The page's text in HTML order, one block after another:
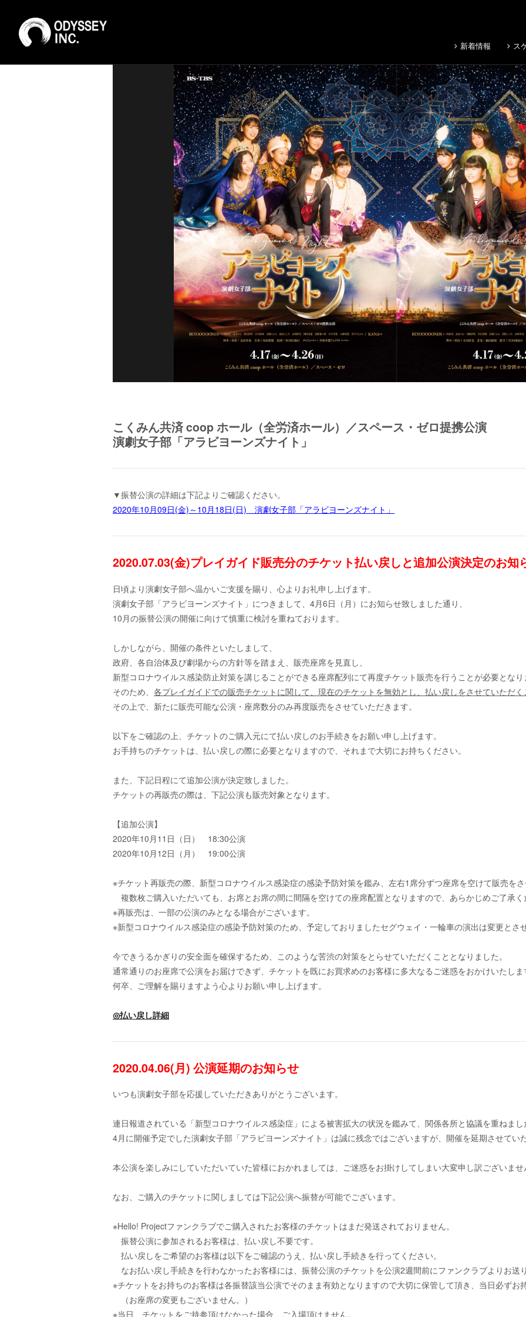
新着情報 ス
こくみん共済 coop ホール（全労済ホール）／スペース・ゼロ提携公演
演劇女子部「アラビヨーンズナイト」
▼振替公演の詳細は下記よりご確認ください。
2020年10月09日(金)～10月18日(日) 演劇女子部「アラビヨーンズナイト」
2020.07.03(金)プレイガイド販売分のチケット払い戻しと追加公演決定のお知
日頃より演劇女子部へ温かいご支援を賜り、心よりお礼申し上げます。
演劇女子部「アラビヨーンズナイト」につきまして、4月6日（月）にお知らせ致しました通り、
10月の振替公演の開催に向けて慎重に検討を重ねております。
しかしながら、開催の条件といたしまして、
政府、各自治体及び劇場からの方針等を踏まえ、販売座席を見直し、
新型コロナウイルス感染防止対策を講じることができる座席配列にて再度チケット販売を行うことが必要となり
そのため、 各プレイガイドでの販売チケットに関して、現在のチケットを無効とし、払い戻しをさせていただく
その上で、新たに販売可能な公演・座席数分のみ再度販売をさせていただきます。
以下をご確認の上、チケットのご購入元にて払い戻しのお手続きをお願い申し上げます。
お手持ちのチケットは、払い戻しの際に必要となりますので、それまで大切にお持ちください。
また、下記日程にて追加公演が決定致しました。
チケットの再販売の際は、下記公演も販売対象となります。
【追加公演】
2020年10月11日（日） 18:30公演
2020年10月12日（月） 19:00公演
※チケット再販売の際、新型コロナウイルス感染症の感染予防対策を鑑み、左右1席分ずつ座席を空けて販売をさ
複数枚ご購入いただいても、お席とお席の間に間隔を空けての座席配置となりますので、あらかじめご了承く
※再販売は、一部の公演のみとなる場合がございます。
※新型コロナウイルス感染症の感染予防対策のため、予定しておりましたセグウェイ・一輪車の演出は変更とさ
今できうるかぎりの安全面を確保するため、このような苦渋の対策をとらせていただくこととなりました。
通常通りのお座席で公演をお届けできず、チケットを既にお買求めのお客様に多大なるご迷惑をおかけいたしま
何卒、ご理解を賜りますよう心よりお願い申し上げます。
◎払い戻し詳細
2020.04.06(月) 公演延期のお知らせ
いつも演劇女子部を応援していただきありがとうございます。
連日報道されている「新型コロナウイルス感染症」による被害拡大の状況を鑑みて、関係各所と協議を重ねまし
4月に開催予定でした演劇女子部「アラビヨーンズナイト」は誠に残念ではございますが、開催を延期させてい
本公演を楽しみにしていただいていた皆様におかれましては、ご迷惑をお掛けしてしまい大変申し訳ございませ
なお、ご購入のチケットに関しましては下記公演へ振替が可能でございます。
※Hello! Projectファンクラブでご購入されたお客様のチケットはまだ発送されておりません。
振替公演に参加されるお客様は、払い戻し不要です。
払い戻しをご希望のお客様は以下をご確認のうえ、払い戻し手続きを行ってください。
なお払い戻し手続きを行わなかったお客様には、振替公演のチケットを公演2週間前にファンクラブよりお送
※チケットをお持ちのお客様は各振替該当公演でそのまま有効となりますので大切に保管して頂き、当日必ずお
（お座席の変更もございません。）
※当日、チケットをご持参頂けなかった場合、ご入場頂けません。